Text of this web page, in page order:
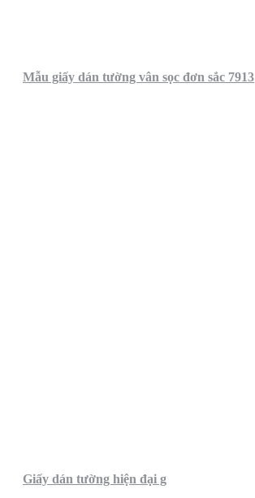
Mẫu giấy dán tường vân sọc đơn sắc 7913
Giấy dán tường hiện đại g